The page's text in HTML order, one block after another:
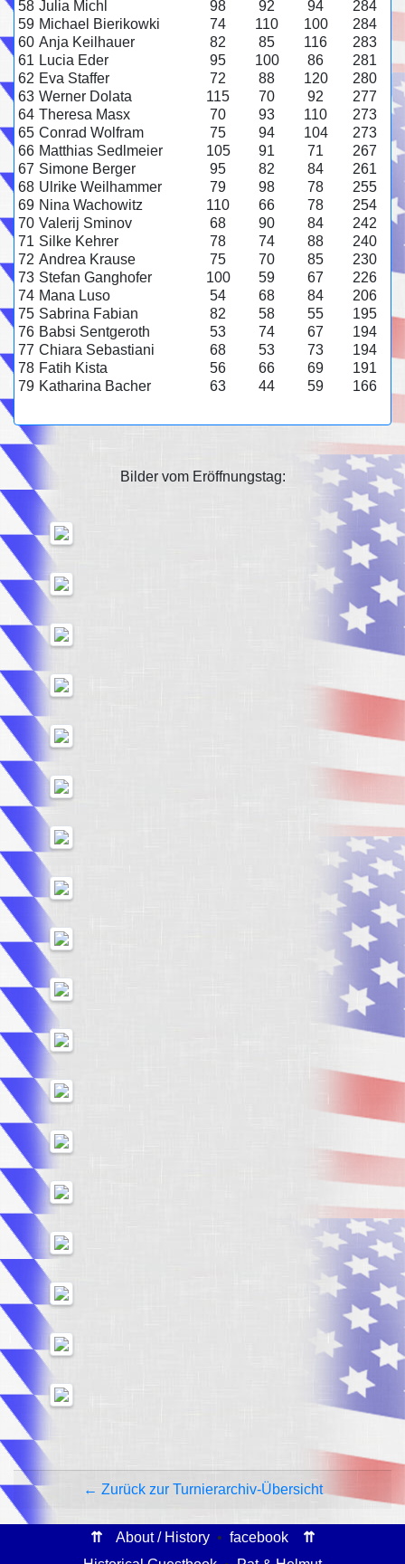
58 Julia Michl 98 92 94
284
59 Michael Bierikowki 74 110 100
284
60 Anja Keilhauer 82 85 116
283
61 Lucia Eder 95 100 86
281
62 Eva Staffer 72 88 120
280
63 Werner Dolata 115 70 92
277
64 Theresa Masx 70 93 110
273
65 Conrad Wolfram 75 94 104
273
66 Matthias Sedlmeier 105 91 71
267
67 Simone Berger 95 82 84
261
68 Ulrike Weilhammer 79 98 78
255
69 Nina Wachowitz 110 66 78
254
70 Valerij Sminov 68 90 84
242
71 Silke Kehrer 78 74 88
240
72 Andrea Krause 75 70 85
230
73 Stefan Ganghofer 100 59 67
226
74 Mana Luso 54 68 84
206
75 Sabrina Fabian 82 58 55
195
76 Babsi Sentgeroth 53 74 67
194
77 Chiara Sebastiani 68 53 73
194
78 Fatih Kista 56 66 69
191
79 Katharina Bacher 63 44 59 166
Bilder vom Eröffnungstag:
← Zurück zur Turnierarchiv-Übersicht
⇈ About / History • facebook
⇈